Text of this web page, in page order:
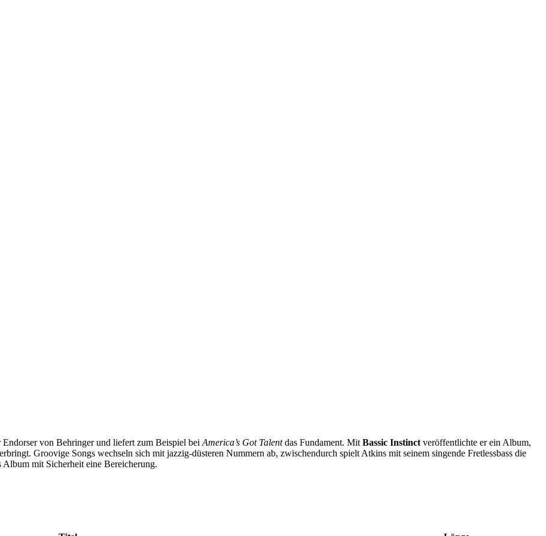
von Behringer und liefert zum Beispiel beiAmerica’s Got Talentdas Fundament. MitBassic Instinctveröffentlichte er ein Album,
Groovige Songs wechseln sich mit jazzig-düsteren Nummern ab, zwischendurch spielt Atkins mit seinem singende Fretlessbass die
Album mit Sicherheit eine Bereicherung.